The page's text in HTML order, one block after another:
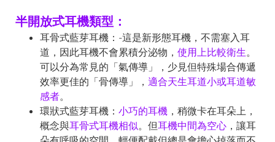
半開放式耳機類型：
耳骨式藍芽耳機：-這是新形態耳機，不需塞入耳
道，因此耳機不會累積分泌物， 使用上比較衛生。
可以分為常見的「氣傳導」，少見但特殊場合傳遞
效率更佳的「骨傳導」， 適合天生耳道小或耳道敏
感者。
環狀式藍芽耳機： 小巧的耳機 ，稍微卡在耳朵上，
概念與耳骨式耳機相似。但耳機中間為空心 ，讓耳